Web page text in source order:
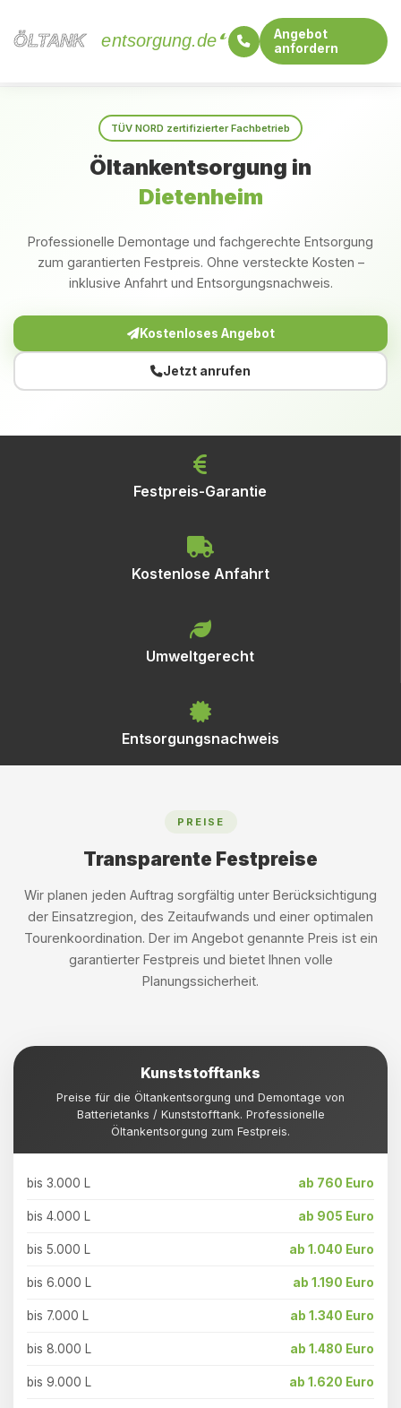
ÖLTANK
ÖLTANK entsorgung.de
Angebot
anfordern
TÜV NORD zertifizierter Fachbetrieb
Öltankentsorgung in
Dietenheim
Professionelle Demontage und fachgerechte Entsorgung
zum garantierten Festpreis. Ohne versteckte Kosten –
inklusive Anfahrt und Entsorgungsnachweis.
Kostenloses Angebot
Jetzt anrufen
Festpreis-Garantie
Kostenlose Anfahrt
Umweltgerecht
Entsorgungsnachweis
PREISE
Transparente Festpreise
Wir planen jeden Auftrag sorgfältig unter Berücksichtigung
der Einsatzregion, des Zeitaufwands und einer optimalen
Tourenkoordination. Der im Angebot genannte Preis ist ein
garantierter Festpreis und bietet Ihnen volle
Planungssicherheit.
Kunststofftanks
Preise für die Öltankentsorgung und Demontage von
Batterietanks / Kunststofftank. Professionelle
Öltankentsorgung zum Festpreis.
bis 3.000 L ab 760 Euro
bis 4.000 L ab 905 Euro
bis 5.000 L ab 1.040 Euro
bis 6.000 L ab 1.190 Euro
bis 7.000 L ab 1.340 Euro
bis 8.000 L ab 1.480 Euro
bis 9.000 L ab 1.620 Euro